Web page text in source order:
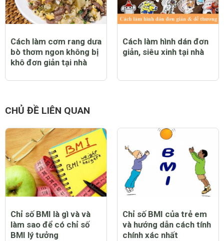
Cách làm cơm rang dưa
bò thơm ngon không bị
khô đơn giản tại nhà
Cách làm hình dán đơn
giản, siêu xinh tại nhà
CHỦ ĐỀ LIÊN QUAN
Chỉ số BMI là gì và và
làm sao để có chỉ số
BMI lý tưởng
Chỉ số BMI của trẻ em
và hướng dẫn cách tính
chính xác nhất